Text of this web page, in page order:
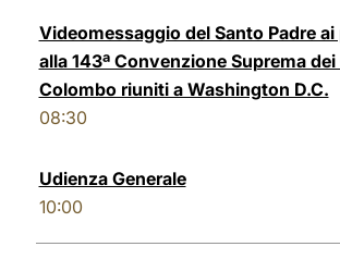
Videomessaggio del Santo Padre
alla 143ª Convenzione Suprema
Colombo riuniti a Washington D.C.
08:30
Udienza Generale
10:00